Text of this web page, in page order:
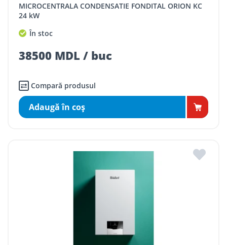
MICROCENTRALA CONDENSATIE FONDITAL ORION KC
24 kW
În stoc
38500 MDL / buc
Compară produsul
Adaugă în coş